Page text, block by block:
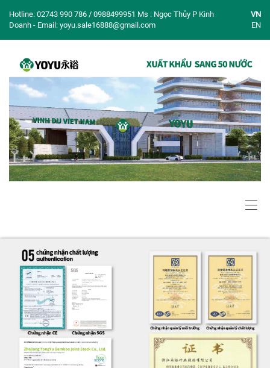
Hotline: 02743 990 786 / 0988499951 Ms : Ngọc Thủy P Kinh
Doanh - Email: yoyu.sale16888@gmail.com
VN
EN